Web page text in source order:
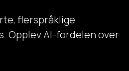
flerspråklige
Opplev AI-fordelen over